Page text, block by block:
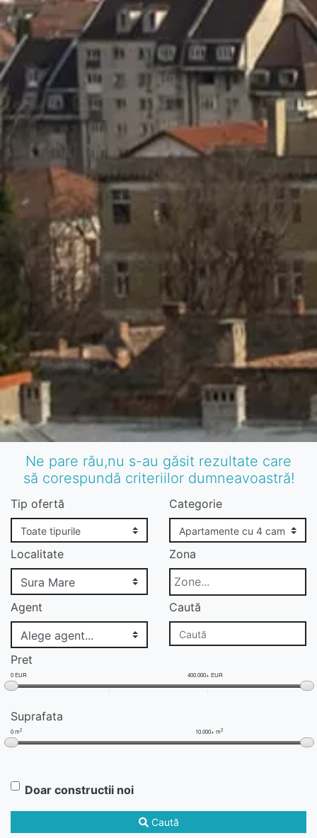
Ne pare rău,nu s-au găsit rezultate care
să corespundă criteriilor dumneavoastră!
Tip ofertă Categorie
Localitate Zona
Agent Caută
Pret
0 EUR 400.000+ EUR
Suprafata
0 m2 10.000+ m2
Doar constructii noi
Caută